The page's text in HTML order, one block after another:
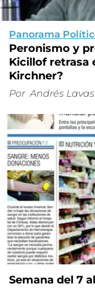
Panorama
Peronismo y
Kicillof retrasa
Kirchner?
Por Andrés
Semana del 7